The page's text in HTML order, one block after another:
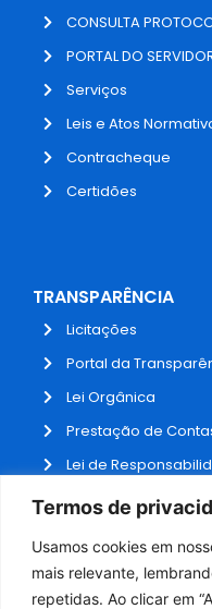
Termos de
Usamos cookies em
mais relevante,
repetidas. Ao clicar em
CONSULTA
PORTAL DO
Serviços
Leis e Atos
Contracheque
Certidões
TRANSPARÊNCIA
Licitações
Portal da
Lei Orgânica
Prestação de
Lei de
Receitas e
Fale Conosco